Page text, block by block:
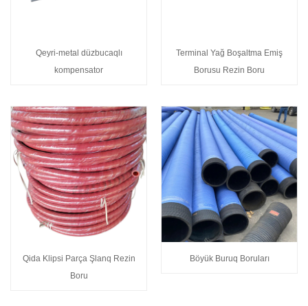
Qeyri-metal düzbucaqlı
kompensator
Terminal Yağ Boşaltma Emiş
Borusu Rezin Boru
Qida Klipsi Parça Şlanq Rezin
Boru
Böyük Buruq Boruları